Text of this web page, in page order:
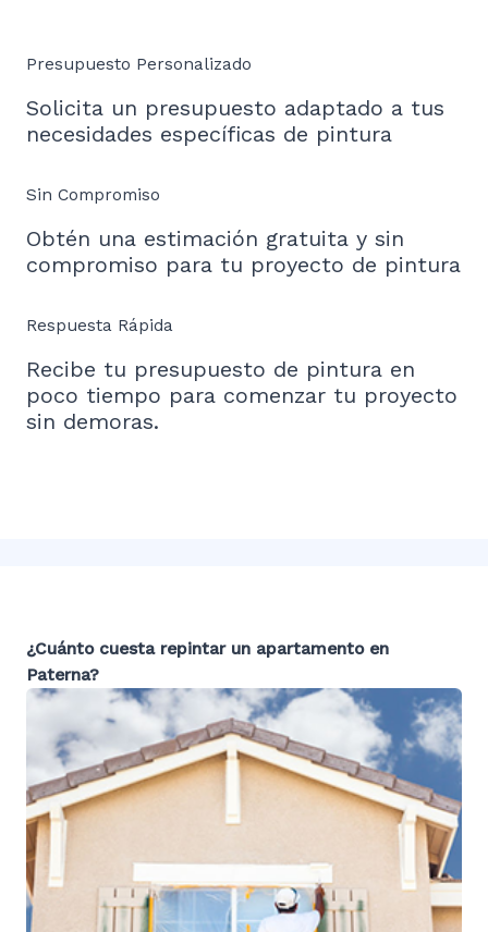
Presupuesto Personalizado
Solicita un presupuesto adaptado a tus
necesidades específicas de pintura
Sin Compromiso
Obtén una estimación gratuita y sin
compromiso para tu proyecto de pintura
Respuesta Rápida
Recibe tu presupuesto de pintura en
poco tiempo para comenzar tu proyecto
sin demoras.
¿Cuánto cuesta repintar un apartamento en
Paterna?